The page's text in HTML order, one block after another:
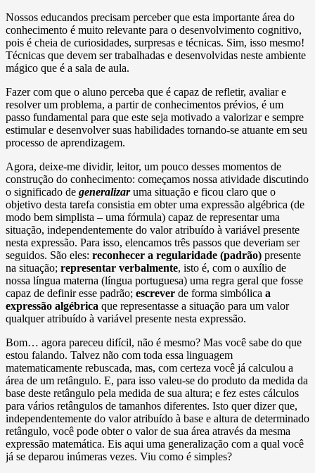
Nossos educandos precisam perceber que esta importante área do
conhecimento é muito relevante para o desenvolvimento cognitivo,
pois é cheia de curiosidades, surpresas e técnicas. Sim, isso mesmo!
Técnicas que devem ser trabalhadas e desenvolvidas neste ambiente
mágico que é a sala de aula.
Fazer com que o aluno perceba que é capaz de refletir, avaliar e
resolver um problema, a partir de conhecimentos prévios, é um
passo fundamental para que este seja motivado a valorizar e sempre
estimular e desenvolver suas habilidades tornando-se atuante em seu
processo de aprendizagem.
Agora, deixe-me dividir, leitor, um pouco desses momentos de
construção do conhecimento: começamos nossa atividade discutindo
o significado de generalizaruma situação e ficou claro que o
objetivo desta tarefa consistia em obter uma expressão algébrica (de
modo bem simplista – uma fórmula) capaz de representar uma
situação, independentemente do valor atribuído à variável presente
nesta expressão. Para isso, elencamos três passos que deveriam ser
seguidos. São eles: reconhecer a regularidade (padrão) presente
na situação; representar verbalmente, isto é, com o auxílio de
nossa língua materna (língua portuguesa) uma regra geral que fosse
capaz de definir esse padrão; escrever de forma simbólica a
expressão algébrica que representasse a situação para um valor
qualquer atribuído à variável presente nesta expressão.
Bom… agora pareceu difícil, não é mesmo? Mas você sabe do que
estou falando. Talvez não com toda essa linguagem
matematicamente rebuscada, mas, com certeza você já calculou a
área de um retângulo. E, para isso valeu-se do produto da medida da
base deste retângulo pela medida de sua altura; e fez estes cálculos
para vários retângulos de tamanhos diferentes. Isto quer dizer que,
independentemente do valor atribuído à base e altura de determinado
retângulo, você pode obter o valor de sua área através da mesma
expressão matemática. Eis aqui uma generalização com a qual você
já se deparou inúmeras vezes. Viu como é simples?